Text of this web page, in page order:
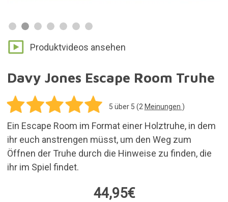
Produktvideos ansehen
Davy Jones Escape Room Truhe
5 über 5 (2 Meinungen )
Ein Escape Room im Format einer Holztruhe, in dem
ihr euch anstrengen müsst, um den Weg zum
Öffnen der Truhe durch die Hinweise zu finden, die
ihr im Spiel findet.
44,95€